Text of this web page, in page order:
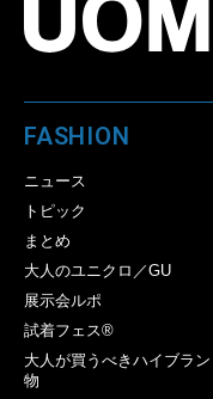
FASHION
ニュース
トピック
まとめ
大人のユニクロ／GU
展示会ルポ
試着フェス®︎
大人が買うべきハイブラ
物